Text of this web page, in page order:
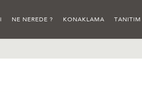
NE NEREDE ? KONAKLAMA TANITIM